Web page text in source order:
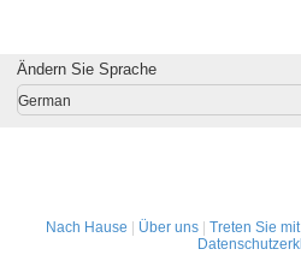
Ändern Sie Sprache
German
Nach Hause | Über uns| Treten Sie